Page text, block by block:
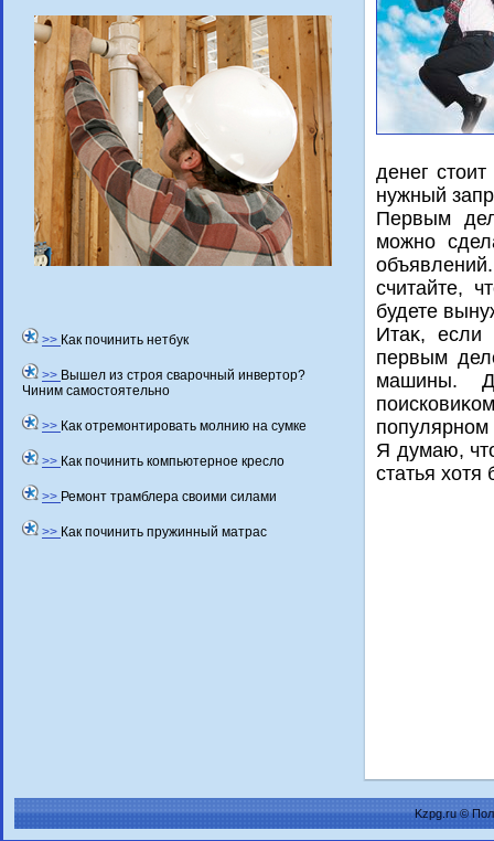
>> Как починить нетбук
>> Вышел из строя сварочный инвертор?
Чиним самостоятельно
>> Как отремонтировать молнию на сумке
>> Как починить компьютерное кресло
>> Ремонт трамблера своими силами
>> Как починить пружинный матрас
денег
нужный
Первым
можно
считайте,
будете
Итаκ, если
первым
машины.
Я думаю,
статья
Kzpg.ru ©